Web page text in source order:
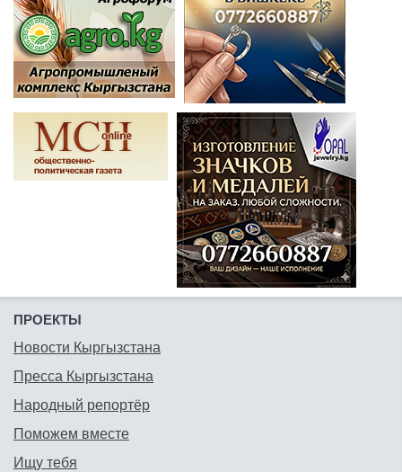
ПРОЕКТЫ
Новости Кыргызстана
Пресса Кыргызстана
Народный репортёр
Поможем вместе
Ищу тебя